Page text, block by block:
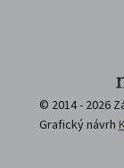
© 2014 - 2026
Grafický návrh